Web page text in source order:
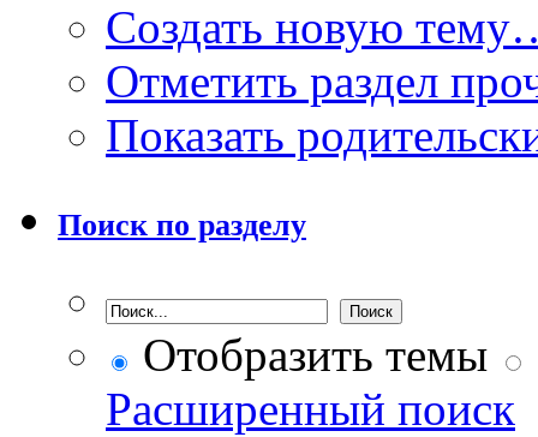
Создать новую
Отметить раздел
Показать
Поиск по разделу
Отобразить темы
Расширенный поиск